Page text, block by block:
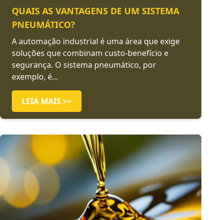
QUAIS AS VANTAGENS DE UM SISTEMA
PNEUMÁTICO?
A automação industrial é uma área que exige
soluções que combinam custo-benefício e
segurança. O sistema pneumático, por
exemplo, é...
LEIA MAIS >>